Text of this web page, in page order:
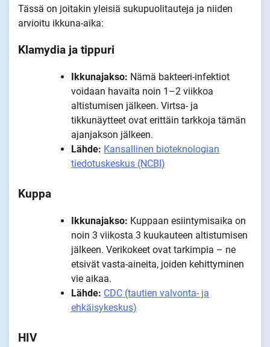
Tässä on joitakin yleisiä sukupuolitauteja ja niiden
arvioitu ikkuna-aika:
Klamydia ja tippuri
Ikkunajakso: Nämä bakteeri-infektiot
voidaan havaita noin 1–2 viikkoa
altistumisen jälkeen. Virtsa- ja
tikkunäytteet ovat erittäin tarkkoja tämän
ajanjakson jälkeen.
Lähde: Kansallinen bioteknologian
tiedotuskeskus (NCBI)
Kuppa
Ikkunajakso: Kuppaan esiintymisaika on
noin 3 viikosta 3 kuukauteen altistumisen
jälkeen. Verikokeet ovat tarkimpia – ne
etsivät vasta-aineita, joiden kehittyminen
vie aikaa.
Lähde: CDC (tautien valvonta- ja
ehkäisykeskus)
HIV